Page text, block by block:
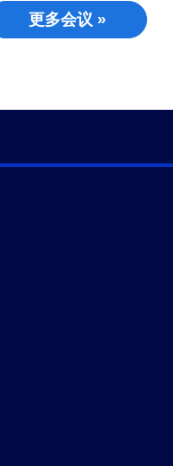
更多会议 »